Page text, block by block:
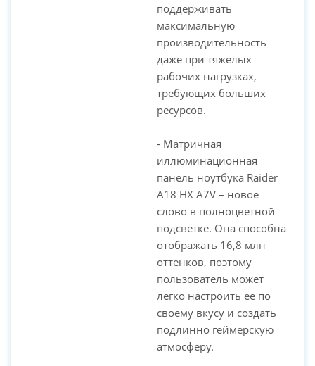
поддерживать
максимальную
производительность
даже при тяжелых
рабочих нагрузках,
требующих больших
ресурсов.
- Матричная
иллюминационная
панель ноутбука Raider
A18 HX A7V – новое
слово в полноцветной
подсветке. Она способна
отображать 16,8 млн
оттенков, поэтому
пользователь может
легко настроить ее по
своему вкусу и создать
подлинно геймерскую
атмосферу.